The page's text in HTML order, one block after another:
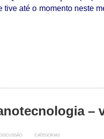
até o momento neste
–
DISCUSSÃO CATEGORIAS